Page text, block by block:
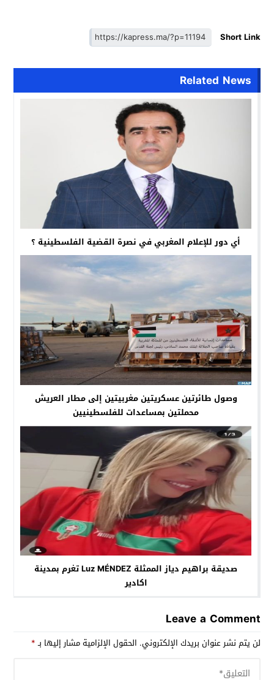
Short Link
Related News
أي دور للإعلام المغربي في نصرة القضية الفلسطينية ؟
وصول طائرتين عسكريتين مغربيتين إلى مطار العريش
محملتين بمساعدات للفلسطينيين
صديقة براهيم دياز الممثلة Luz MÉNDEZ تغرم بمدينة
اكادير
Leave a Comment
لن يتم نشر عنوان بريدك الإلكتروني. الحقول الإلزامية مشار إليها بـ*